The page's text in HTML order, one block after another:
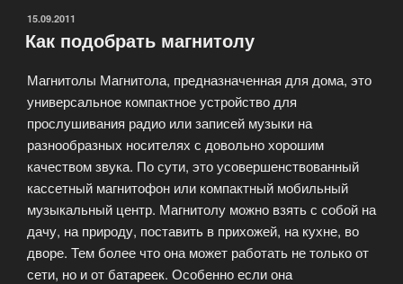
ОПУБЛИКОВАНО
15.09.2011
Как подобрать магнитолу
Магнитолы Магнитола, предназначенная для дома, это
универсальное компактное устройство для
прослушивания радио или записей музыки на
разнообразных носителях с довольно хорошим
качеством звука. По сути, это усовершенствованный
кассетный магнитофон или компактный мобильный
музыкальный центр. Магнитолу можно взять с собой на
дачу, на природу, поставить в прихожей, на кухне, во
дворе. Тем более что она может работать не только от
сети, но и от батареек. Особенно если она